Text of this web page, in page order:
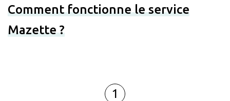
Comment fonctionne le service
Mazette ?
1